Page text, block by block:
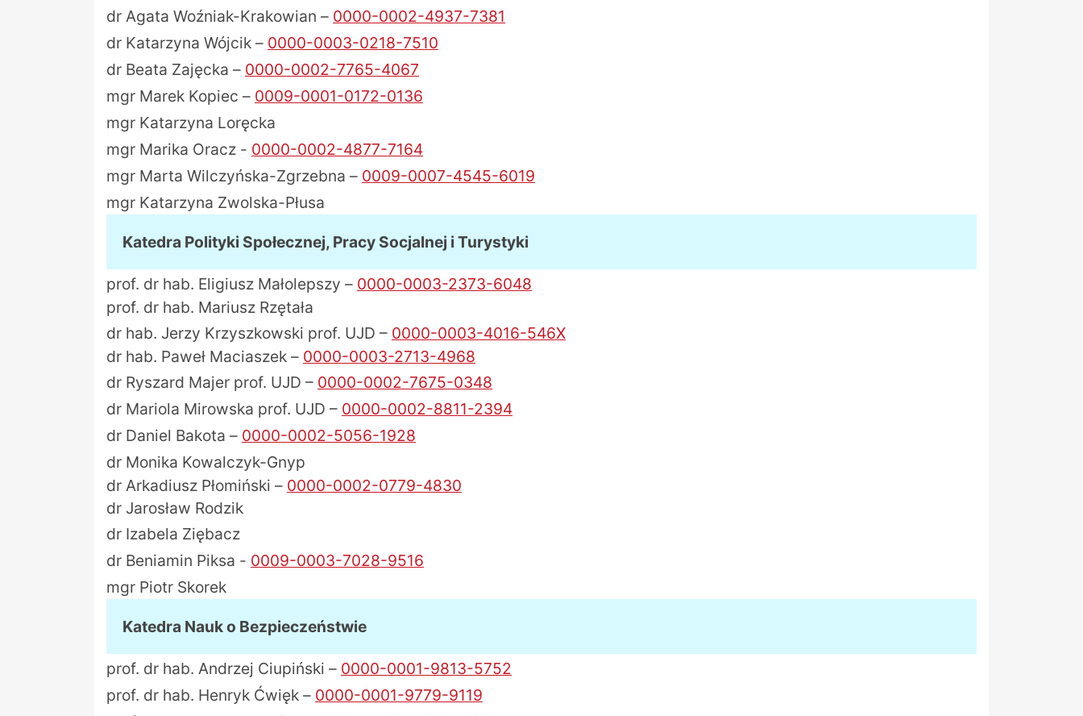
dr Agata Woźniak-Krakowian – 0000-0002-4937-7381
dr Katarzyna Wójcik – 0000-0003-0218-7510
dr Beata Zajęcka – 0000-0002-7765-4067
mgr Marek Kopiec – 0009-0001-0172-0136
mgr Katarzyna Loręcka
mgr Marika Oracz - 0000-0002-4877-7164
mgr Marta Wilczyńska-Zgrzebna – 0009-0007-4545-6019
mgr Katarzyna Zwolska-Płusa
Katedra Polityki Społecznej, Pracy Socjalnej i Turystyki
prof. dr hab. Eligiusz Małolepszy – 0000-0003-2373-6048
prof. dr hab. Mariusz Rzętała
dr hab. Jerzy Krzyszkowski prof. UJD – 0000-0003-4016-546X
dr hab. Paweł Maciaszek – 0000-0003-2713-4968
dr Ryszard Majer prof. UJD – 0000-0002-7675-0348
dr Mariola Mirowska prof. UJD – 0000-0002-8811-2394
dr Daniel Bakota – 0000-0002-5056-1928
dr Monika Kowalczyk-Gnyp
dr Arkadiusz Płomiński – 0000-0002-0779-4830
dr Jarosław Rodzik
dr Izabela Ziębacz
dr Beniamin Piksa - 0009-0003-7028-9516
mgr Piotr Skorek
Katedra Nauk o Bezpieczeństwie
prof. dr hab. Andrzej Ciupiński – 0000-0001-9813-5752
prof. dr hab. Henryk Ćwięk – 0000-0001-9779-9119